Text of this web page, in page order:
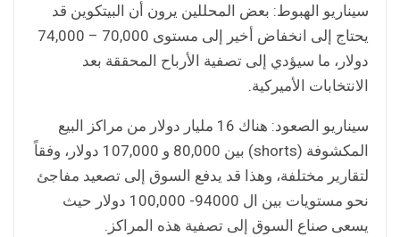
سيناريو الهبوط: بعض المحللين يرون أن البيتكوين قد
يحتاج إلى انخفاض أخير إلى مستوى 70,000 – 74,000
دولار، ما سيؤدي إلى تصفية الأرباح المحققة بعد
الانتخابات الأميركية.
سيناريو الصعود: هناك 16 مليار دولار من مراكز البيع
المكشوفة (shorts) بين 80,000 و 107,000 دولار، وفقاً
لتقارير مختلفة، وهذا قد يدفع السوق إلى تصعيد مفاجئ
نحو مستويات بين ال 94000- 100,000 دولار حيث
يسعى صناع السوق إلى تصفية هذه المراكز.